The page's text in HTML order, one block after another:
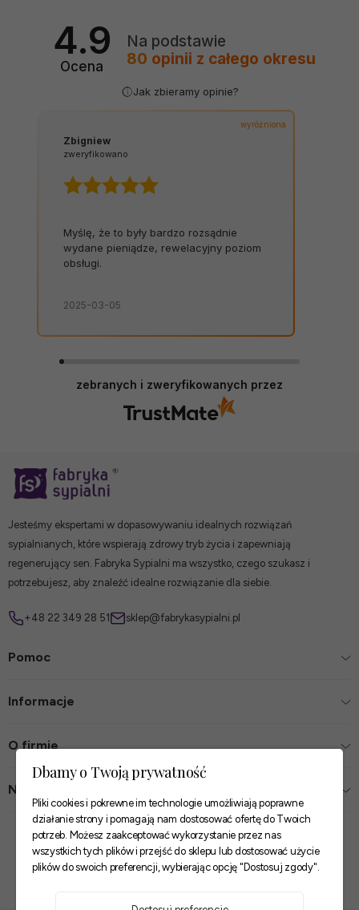
4.9
Ocena
Na podstawie
80 opinii z całego okresu
Jak zbieramy opinie?
wyróżniona
Zbigniew
zweryfikowano
Myślę, że to były bardzo rozsądnie
wydane pieniądze, rewelacyjny poziom
obsługi.
2025-03-05
zebranych i zweryfikowanych przez
Jesteśmy ekspertami w dopasowywaniu idealnych rozwiązań
sypialnianych, które wspierają zdrowy tryb życia i zapewniają
regenerujący sen. Fabryka Sypialni ma wszystko, czego szukasz i
potrzebujesz, aby znaleźć idealne rozwiązanie dla siebie.
+48 22 349 28 51 sklep@fabrykasypialni.pl
Pomoc
Informacje
O firmie
Nasze sklepy
Zaufane płatności
Dbamy o Twoją prywatność
Pliki cookies i pokrewne im technologie umożliwiają poprawne
działanie strony i pomagają nam dostosować ofertę do Twoich
potrzeb. Możesz zaakceptować wykorzystanie przez nas
wszystkich tych plików i przejść do sklepu lub dostosować użycie
plików do swoich preferencji, wybierając opcję "Dostosuj zgody".